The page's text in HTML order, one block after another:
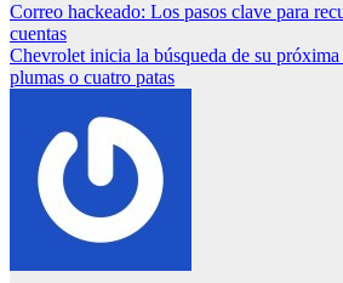
Correo hackeado: Los pasos clave para
cuentas
Chevrolet inicia la búsqueda de su
plumas o cuatro patas